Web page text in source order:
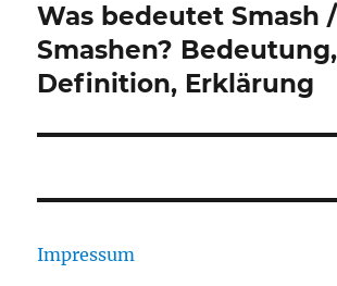
Nächster
Beitrag:
Was bedeutet Smash /
Smashen? Bedeutung,
Definition, Erklärung
Impressum